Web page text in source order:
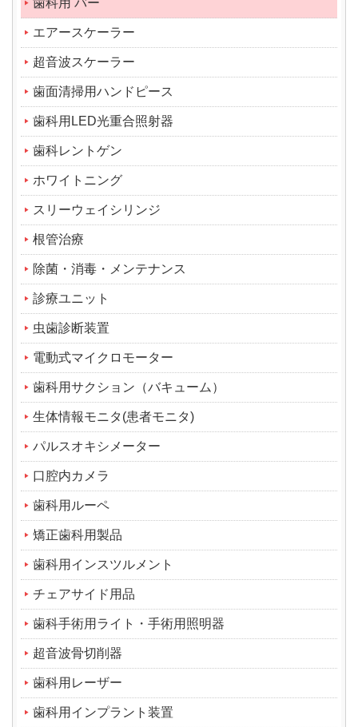
歯科用 バー
エアースケーラー
超音波スケーラー
歯面清掃用ハンドピース
歯科用LED光重合照射器
歯科レントゲン
ホワイトニング
スリーウェイシリンジ
根管治療
除菌・消毒・メンテナンス
診療ユニット
虫歯診断装置
電動式マイクロモーター
歯科用サクション（バキューム）
生体情報モニタ(患者モニタ)
パルスオキシメーター
口腔内カメラ
歯科用ルーペ
矯正歯科用製品
歯科用インスツルメント
チェアサイド用品
歯科手術用ライト・手術用照明器
超音波骨切削器
歯科用レーザー
歯科用インプラント装置